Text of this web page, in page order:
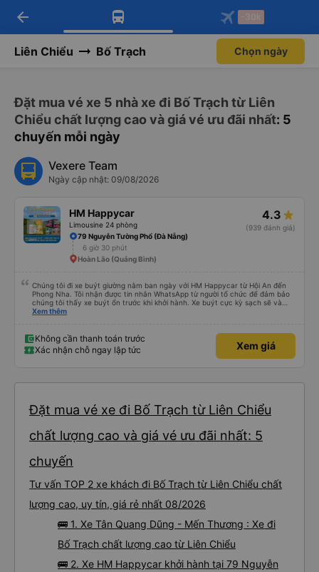
Tải app Vexere ngay!
Nhận ưu đãi thành viên độc
Mở app
Tải app Vexere
-30k/ghế khi đặt vé máy bay qua
Mở app
arrow_back -30k
Liên Chiểu Bố Trạch Chọn ngày
Đặt mua vé xe 5 nhà xe đi Bố Trạch từ Liên
Chiểu chất lượng cao và giá vé ưu đãi nhất: 5
chuyến mỗi ngày
Vexere Team
Ngày cập nhật: 09/08/2026
HM Happycar
Limousine 24 phòng
4.3
(939 đánh giá)
79 Nguyễn Tường Phổ (Đà Nẵng)
6 giờ 30 phút
Hoàn Lão (Quảng Bình)
Chúng tôi đi xe buýt giường nằm ban ngày với HM Happycar từ Hội An đến
Phong Nha. Tôi nhận được tin nhắn WhatsApp từ người tổ chức để đảm bảo
chúng tôi thấy xe buýt ổn trước khi khởi hành. Xe buýt cực kỳ sạch sẽ và
trong tình trạng tuyệt vời. Các khoang giường nhỏ riêng tư và nằm phẳng
5&#39;9&quot; và có thể làm như vậy với bàn chân cong. Có một cổng USB,
đèn và lỗ thông hơi. Việc lái xe rất an toàn và có hai tài xế thay phiên nhau
giúp chúng tôi cũng cảm thấy an toàn. Chúng tôi dừng lại 3 lần để đi vệ sinh.
rất ấn tượng, sẽ đặt lại với họ.
Xem thêm
Không cần thanh toán trước
Xác nhận chỗ ngay lập tức
Xem giá
Đặt mua vé xe đi Bố Trạch từ Liên Chiểu
chất lượng cao và giá vé ưu đãi nhất: 5
chuyến
Tư vấn TOP 2 xe khách đi Bố Trạch từ Liên Chiểu chất
lượng cao, uy tín, giá rẻ nhất 08/2026
🚌 1. Xe Tân Quang Dũng - Mến Thương : Xe đi
Bố Trạch chất lượng cao từ Liên Chiểu
🚌 2. Xe HM Happycar khởi hành tại 79 Nguyễn